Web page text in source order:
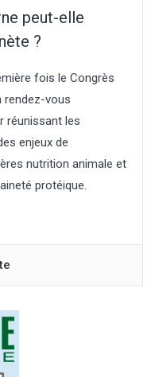
peut-elle
?
fois le Congrès
rendez-vous
réunissant les
enjeux de
nutrition animale et
protéique.